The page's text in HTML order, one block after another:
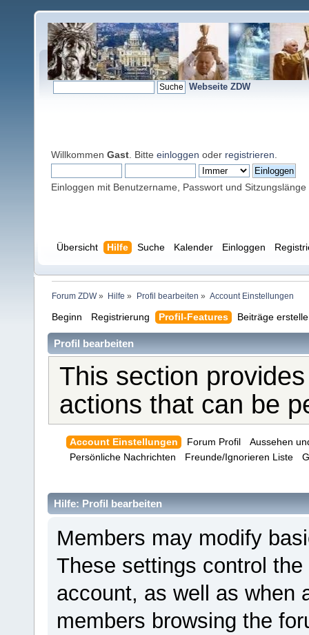
Webseite ZDW
Willkommen Gast . Bitte einloggen oder registrieren
Einloggen mit Benutzername, Passwort und Sitzungslänge
Übersicht Hilfe Suche Kalender Einloggen
Forum ZDW» Hilfe » Profil bearbeiten » Account Einstellungen
Beginn Registrierung Profil-Features Beiträge
Profil bearbeiten
This section
actions that can be
Account Einstellungen Forum Profil
Aussehen
Persönliche Nachrichten
Freunde/Ignorieren Liste
Hilfe: Profil bearbeiten
Members may modify
These settings control
account, as well as when
members browsing the